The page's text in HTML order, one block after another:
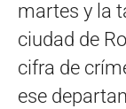
martes y la
ciudad de
cifra de
ese